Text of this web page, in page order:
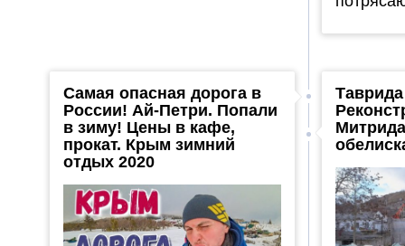
Самая опасная дорога в
России! Ай-Петри. Попали
в зиму! Цены в кафе,
прокат. Крым зимний
отдых 2020